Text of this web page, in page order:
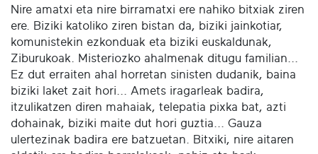
Nire amatxi eta nire birramatxi ere nahiko bitxiak ziren
ere. Biziki katoliko ziren bistan da, biziki jainkotiar,
komunistekin ezkonduak eta biziki euskaldunak,
Ziburukoak. Misteriozko ahalmenak ditugu familian...
Ez dut erraiten ahal horretan sinisten dudanik, baina
biziki laket zait hori... Amets iragarleak badira,
itzulikatzen diren mahaiak, telepatia pixka bat, azti
dohainak, biziki maite dut hori guztia... Gauza
ulertezinak badira ere batzuetan. Bitxiki, nire aitaren